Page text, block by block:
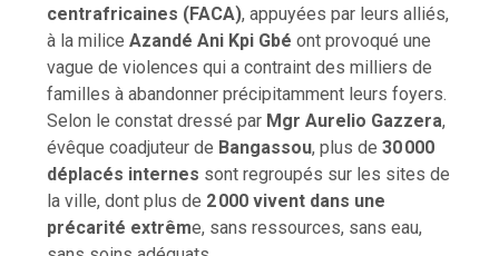
centrafricaines (FACA), appuyées par leurs alliés,
à la miliceAzandé Ani Kpi Gbé ont provoqué une
vague de violences qui a contraint des milliers de
familles à abandonner précipitamment leurs foyers.
Selon le constat dressé par Mgr Aurelio Gazzera,
évêque coadjuteur de Bangassou, plus de30 000
déplacés internes sont regroupés sur les sites de
la ville, dont plus de 2 000 vivent dans une
précarité extrême, sans ressources, sans eau,